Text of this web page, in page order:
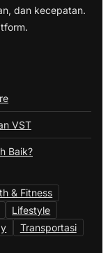
dan kecepatan.
VST
Baik?
& Fitness
Lifestyle
Transportasi